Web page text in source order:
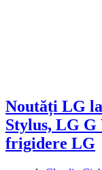
Noutăți LG
Stylus, LG G
frigidere LG